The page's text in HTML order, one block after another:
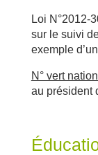
Loi N°2012-
sur le suivi
exemple
N° vert
au président